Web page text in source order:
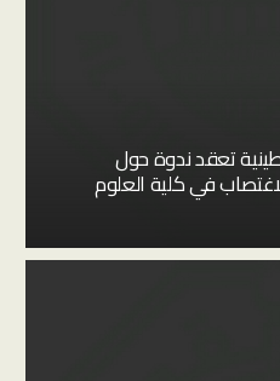
تعقد ندوة حول
في كلية العلوم